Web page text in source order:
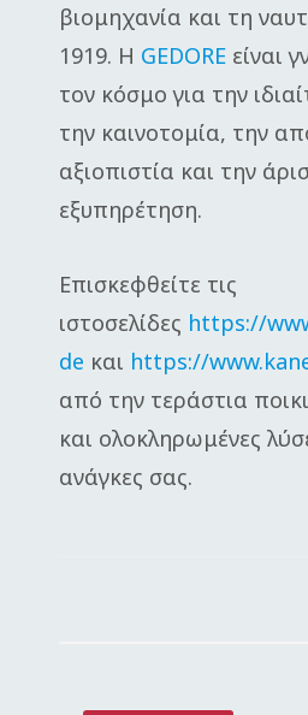
βιομηχανία και τη
1919. Η GEDORE είναι
τον κόσμο για την
την καινοτομία, την
αξιοπιστία και την
εξυπηρέτηση.
Επισκεφθείτε τις
ιστοσελίδες https://
de και https://
από την τεράστια
και ολοκληρωμένες
ανάγκες σας.